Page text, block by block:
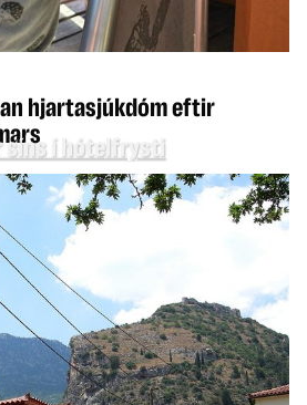
hjartasjúkdóm eftir
síns í hótelfrysti